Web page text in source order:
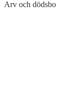
Arv och dödsbo